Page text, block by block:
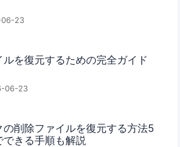
23
を復元するための完全ガイド
06-23
の削除ファイルを復元する方法5
きる手順も解説